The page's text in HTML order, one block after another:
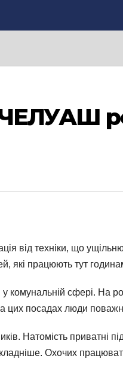
від техніки, що
які працюють тут
комунальній сфері. На
цих посадах люди
Натомість приватні
Охочих